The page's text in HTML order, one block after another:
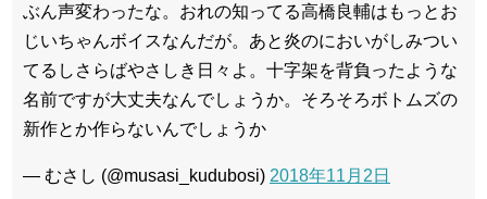
ぶん声変わったな。おれの知ってる高橋良輔はもっとお
じいちゃんボイスなんだが。あと炎のにおいがしみつい
てるしさらばやさしき日々よ。十字架を背負ったような
名前ですが大丈夫なんでしょうか。そろそろボトムズの
新作とか作らないんでしょうか
— むさし (@musasi_kudubosi) 2018年11月2日